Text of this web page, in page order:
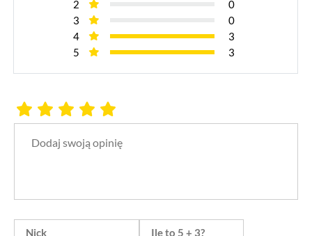
2
0
3
0
4
3
5
3